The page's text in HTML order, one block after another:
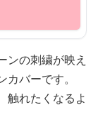
ンの刺繍が映え
バーです。
触れたくなるよ